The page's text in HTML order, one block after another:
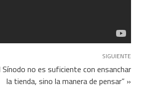
SIGUIENTE
Sínodo no es suficiente con ensanchar
la tienda, sino la manera de pensar” »